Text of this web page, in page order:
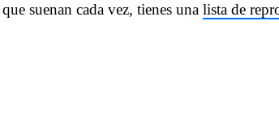
suenan cada vez, tienes una lista de